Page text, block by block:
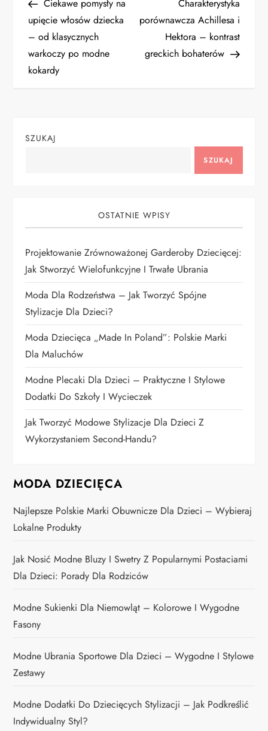
a
w
i
a
w
p
i
s
u
PostCiekawe pomysły na
upięcie włosów dziecka
– od klasycznych
warkoczy po modne
kokardy
Post
Charakterystyka
porównawcza Achillesa i
Hektora – kontrast
greckich bohaterów
SZUKAJ
SZUKAJ
OSTATNIE WPISY
Projektowanie Zrównoważonej Garderoby Dziecięcej:
Jak Stworzyć Wielofunkcyjne I Trwałe Ubrania
Moda Dla Rodzeństwa – Jak Tworzyć Spójne
Stylizacje Dla Dzieci?
Moda Dziecięca „Made In Poland”: Polskie Marki
Dla Maluchów
Modne Plecaki Dla Dzieci – Praktyczne I Stylowe
Dodatki Do Szkoły I Wycieczek
Jak Tworzyć Modowe Stylizacje Dla Dzieci Z
Wykorzystaniem Second-Handu?
MODA DZIECIĘCA
Najlepsze Polskie Marki Obuwnicze Dla Dzieci – Wybieraj
Lokalne Produkty
Jak Nosić Modne Bluzy I Swetry Z Popularnymi Postaciami
Dla Dzieci: Porady Dla Rodziców
Modne Sukienki Dla Niemowląt – Kolorowe I Wygodne
Fasony
Modne Ubrania Sportowe Dla Dzieci – Wygodne I Stylowe
Zestawy
Modne Dodatki Do Dziecięcych Stylizacji – Jak Podkreślić
Indywidualny Styl?